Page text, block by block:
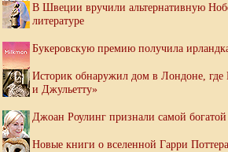
В Швеции вручили альтернативную
литературе
Букеровскую премию получила
Историк обнаружил дом в Лондоне,
и Джульетту»
Джоан Роулинг признали самой
Новые книги о вселенной Гарри